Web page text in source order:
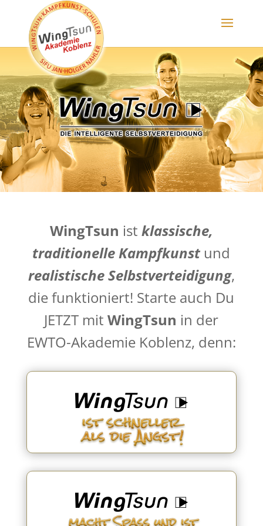
WingTsun ist klassische,
traditionelle Kampfkunstund
realistische Selbstverteidigung,
die funktioniert! Starte auch Du
JETZT mitWingTsun in der
EWTO-Akademie Koblenz, denn:
Lerne die effektive Kampfkunst WingTsun kennen.
Werde selbstverteidigungsfähig, entdecke und
entwickle ungeahnte Fähigkeiten und werde im
Ernstfall zum Albtraum Deines Angreifers!
Die ausgeklügelte Kampfkunst WingTsun ist für
jeden erlernbar, unabhängig von Alter, Geschlecht,
Größe, Religionszugehörigkeit, Ideologie, Bildungs-